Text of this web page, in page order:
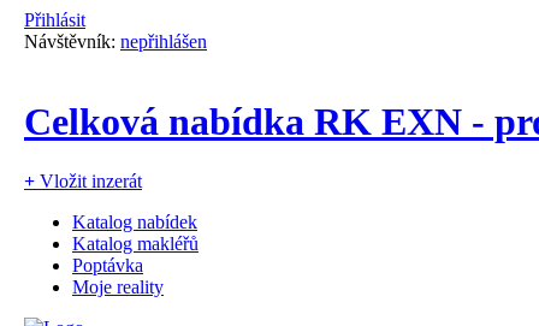
Přihlásit
Návštěvník: nepřihlášen
Celková nabídka RK EXN -
+ Vložit inzerát
Katalog nabídek
Katalog makléřů
Poptávka
Moje reality